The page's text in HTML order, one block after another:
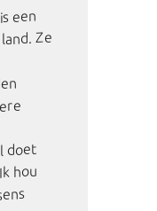
een
Ze
doet
hou